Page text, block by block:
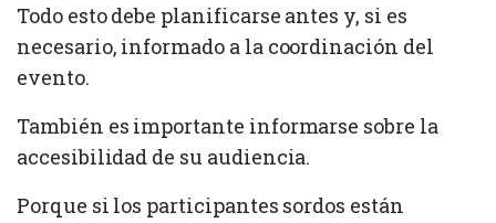
Todo esto debe planificarse antes y, si es
necesario, informado a la coordinación del
evento.
También es importante informarse sobre la
accesibilidad de su audiencia.
Porque si los participantes sordos están